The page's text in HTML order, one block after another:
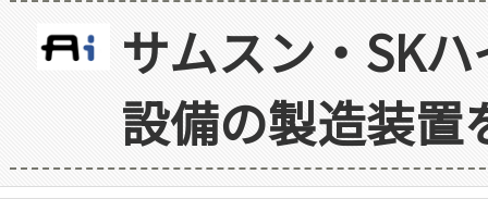
サムスン・SK
設備の製造装置